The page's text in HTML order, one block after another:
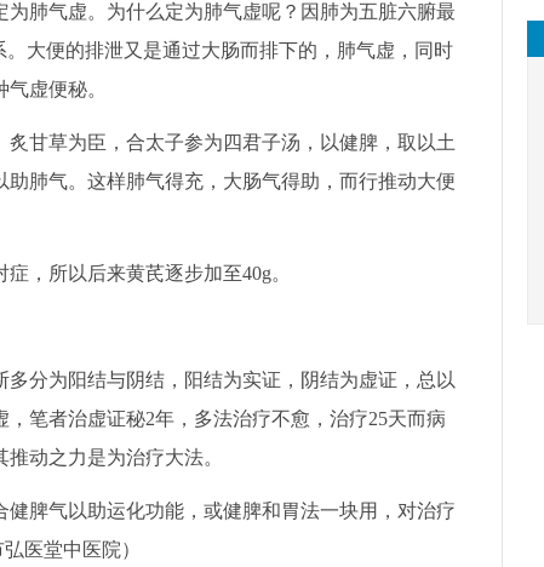
肺气虚。为什么定为肺气虚呢？因肺为五脏六腑最
大便的排泄又是通过大肠而排下的，肺气虚，同时
虚便秘。
甘草为臣，合太子参为四君子汤，以健脾，取以土
肺气。这样肺气得充，大肠气得助，而行推动大便
，所以后来黄芪逐步加至40g。
分为阳结与阴结，阳结为实证，阴结为虚证，总以
笔者治虚证秘2年，多法治疗不愈，治疗25天而病
动之力是为治疗大法。
脾气以助运化功能，或健脾和胃法一块用，对治疗
医堂中医院）